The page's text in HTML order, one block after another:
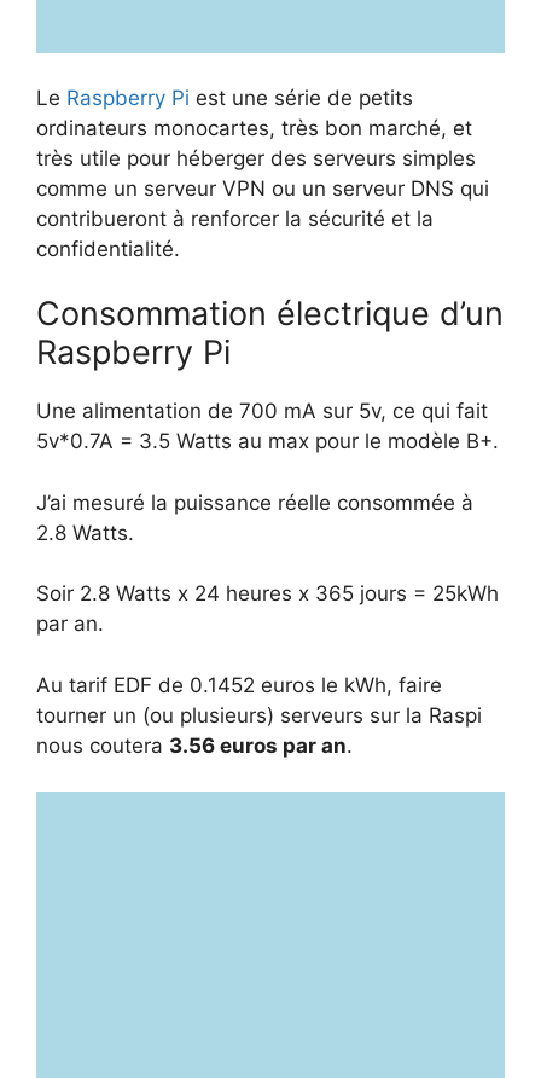
Le Raspberry Pi est une série de petits
ordinateurs monocartes, très bon marché, et
très utile pour héberger des serveurs simples
comme un serveur VPN ou un serveur DNS qui
contribueront à renforcer la sécurité et la
confidentialité.
Consommation électrique d’un
Raspberry Pi
Une alimentation de 700 mA sur 5v, ce qui fait
5v*0.7A = 3.5 Watts au max pour le modèle B+.
J’ai mesuré la puissance réelle consommée à
2.8 Watts.
Soir 2.8 Watts x 24 heures x 365 jours = 25kWh
par an.
Au tarif EDF de 0.1452 euros le kWh, faire
tourner un (ou plusieurs) serveurs sur la Raspi
nous coutera 3.56 euros par an.